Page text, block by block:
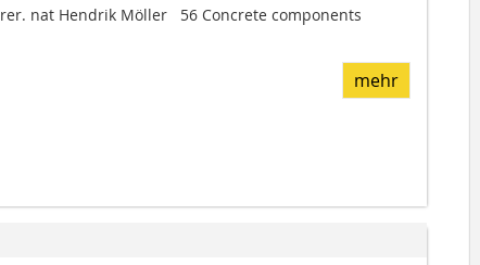
nat Hendrik Möller 56 Concrete components
mehr